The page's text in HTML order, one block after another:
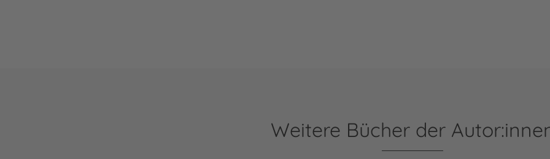
Weitere Bücher der